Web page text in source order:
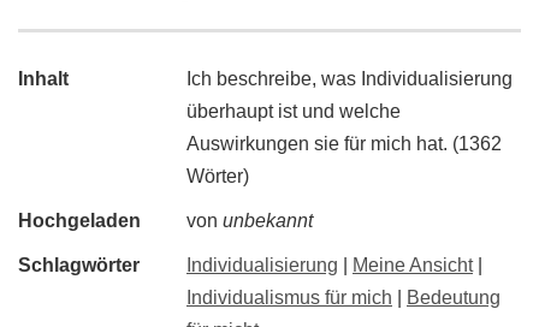
Inhalt
Ich beschreibe, was Individualisierung
überhaupt ist und welche
Auswirkungen sie für mich hat. (1362
Wörter)
Hochgeladen von unbekannt
Schlagwörter Individualisierung Meine Ansicht|
Individualismus für mich
Bedeutung